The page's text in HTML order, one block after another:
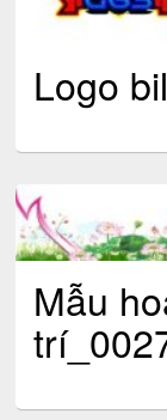
Logo
Mẫu